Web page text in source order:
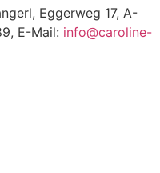
Eggerweg 17, A-
E-Mail: info@caroline-